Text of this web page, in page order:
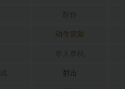
动作冒险
射击